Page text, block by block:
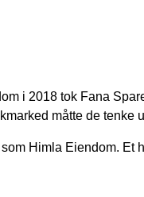
i 2018 tok Fana
måtte de tenke
Himla Eiendom.